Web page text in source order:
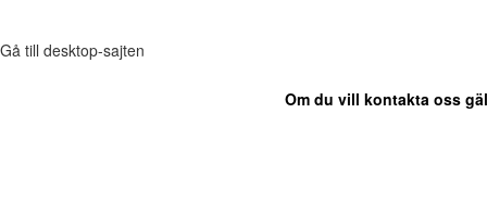
Gå till desktop-sajten
Om du vill kontakta oss